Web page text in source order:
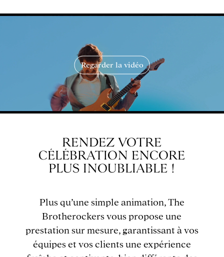
Regarder la vidéo
RENDEZ VOTRE
CÉLÉBRATION ENCORE
PLUS INOUBLIABLE !
Plus qu’une simple animation, The
Brotherockers vous propose une
prestation sur mesure, garantissant à vos
équipes et vos clients une expérience